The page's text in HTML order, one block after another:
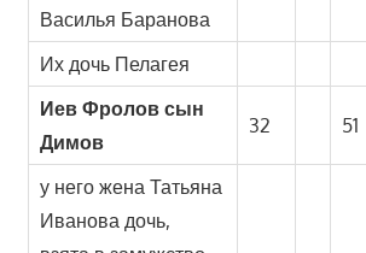
Василья Баранова
Их дочь Пелагея
Иев Фролов сын
Димов
32 51
у него жена Татьяна
Иванова дочь,